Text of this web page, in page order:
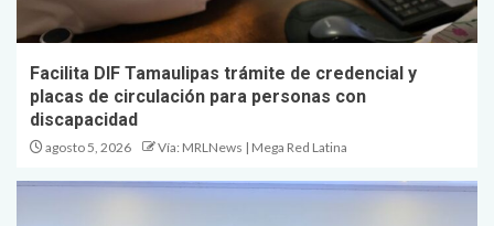
Facilita DIF Tamaulipas trámite de credencial y
placas de circulación para personas con
discapacidad
agosto 5, 2026 Vía: MRLNews | Mega Red Latina